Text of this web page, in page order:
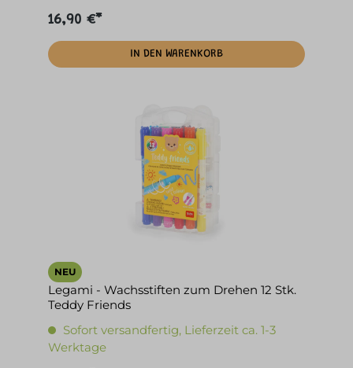
16,90 €*
IN DEN WARENKORB
NEU
Legami - Wachsstiften zum Drehen 12 Stk.
Teddy Friends
Sofort versandfertig, Lieferzeit ca. 1-3
Werktage